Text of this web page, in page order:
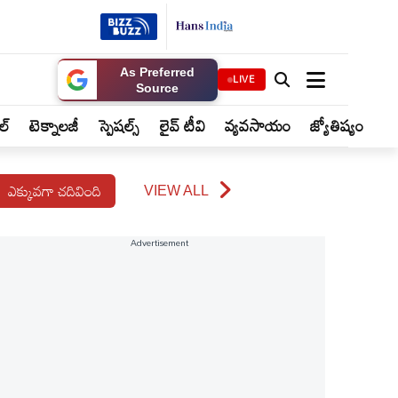
As Preferred
Source
LIVE
టెక్నాలజీ స్పెషల్స్ లైవ్ టీవి వ్యవసాయం జ్యోతిష్యం
ఎక్కువగా చదివింది VIEW ALL
Advertisement